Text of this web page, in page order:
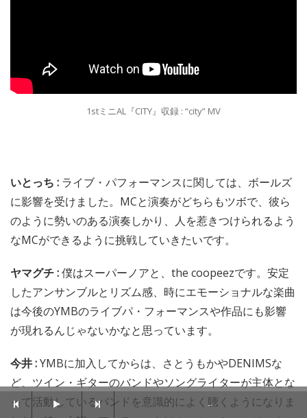
1stミニAL『CITY』収録 : “city” MV
いとっち : ライブ・パフォーマンスに関しては、ボールズ
に影響を受けました。MCと演奏がどちらもツボで、彼ら
のように勢いのある演奏しかり、人を惹きつけられるよう
なMCができるように挑戦していきたいです。
ヤマグチ :僕はスーパーノアと、the coopeezです。安定
したアンサンブルとリズム感、時にエモーショナルな楽曲
は今後のYMBのライブパ・フォーマンスや作品にも影響
が現れるんじゃないかなと思っています。
今井 :YMBに加入してからは、さとうもかやDENIMSな
ど、ツイン・ギターのバンドやソングライターが主体とな
って活動しているバンドを意識的によく聴くようになりま
--